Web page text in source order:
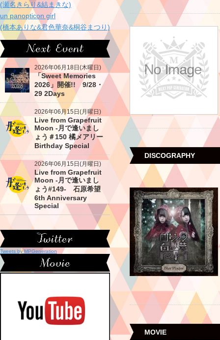
DISCOGRAPHY
MOVIE
(瀬名きらり&結まきな)
un panopticon girl
(橋本ありな&君色華奈&桐谷まつり)
2026年06月18日(木曜日)
「Sweet Memories
2026」開催!! 9/28・
29 2Days
2026年06月15日(月曜日)
Live from Grapefruit
Moon -月で逢いまし
ょう＃150 橘メアリー
Birthday Special
2026年06月15日(月曜日)
Live from Grapefruit
Moon -月で逢いまし
ょう#149- 石原希望
6th Anniversary
Special
Tweets by MPGeneration